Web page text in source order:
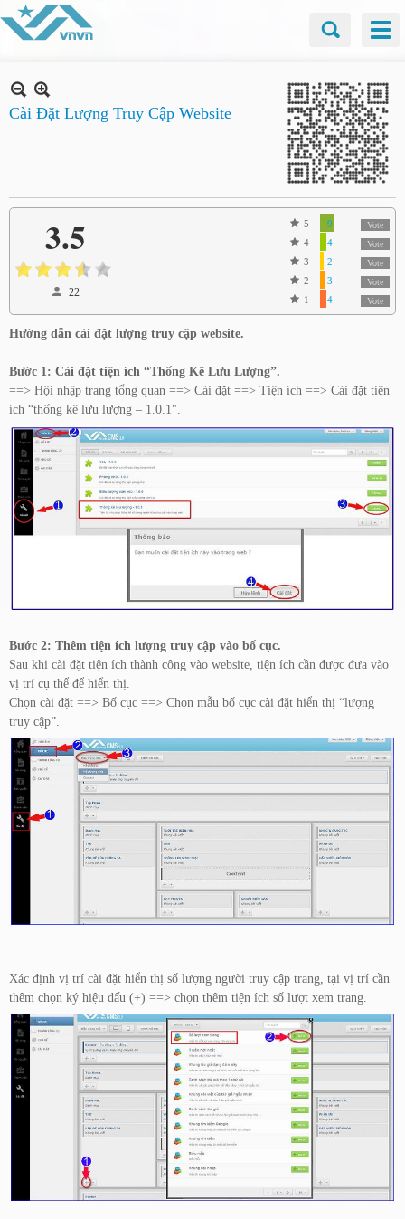
Cài Đặt Lượng Truy Cập Website
5 9 Vote
4 4 Vote
3 2 Vote
2 3 Vote
1 4 Vote
3.5
22
Hướng dẫn cài đặt lượng truy cập website.
Bước 1: Cài đặt tiện ích “Thống Kê Lưu Lượng”.
==> Hội nhập trang tổng quan ==> Cài đặt ==> Tiện ích ==> Cài đặt tiện
ích “thống kê lưu lượng – 1.0.1".
Bước 2: Thêm tiện ích lượng truy cập vào bố cục.
Sau khi cài đặt tiện ích thành công vào website, tiện ích cần được đưa vào
vị trí cụ thể để hiển thị.
Chọn cài đặt ==> Bố cục ==> Chọn mẫu bố cục cài đặt hiển thị “lượng
truy cập”.
Xác định vị trí cài đặt hiển thị số lượng người truy cập trang, tại vị trí cần
thêm chọn ký hiệu dấu (+) ==> chọn thêm tiện ích số lượt xem trang.